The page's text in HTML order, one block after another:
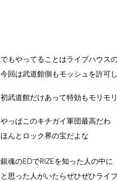
でもやってることはライブハウス
今回は武道館側もモッシュを許可
初武道館だけあって特効もモリモ
やっぱこのキチガイ軍団最高だわ
ほんとロック界の宝だよな
銀魂のEDでRIZEを知った人の中に
と思った人がいたらぜひぜひライ